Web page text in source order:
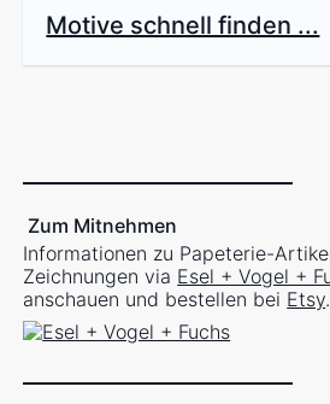
Motive schnell finden ...
Zum Mitnehmen
Informationen zu Papeterie-
Zeichnungen via Esel + Vogel +
anschauen und bestellen bei Etsy.